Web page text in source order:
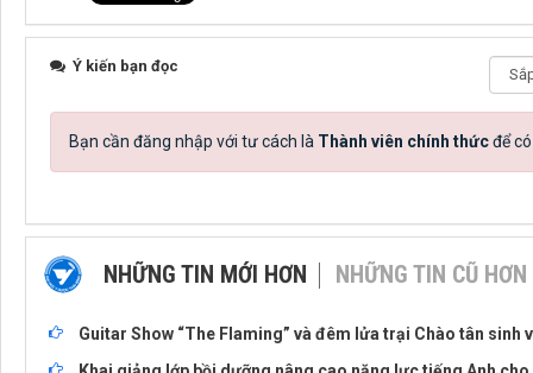
Ý kiến bạn đọc
Bạn cần đăng nhập với tư cách là Thành viên chính thứcđể
NHỮNG TIN MỚI HƠN NHỮNG TIN CŨ HƠN
Guitar Show “The Flaming” và đêm lửa trại Chào tân sinh